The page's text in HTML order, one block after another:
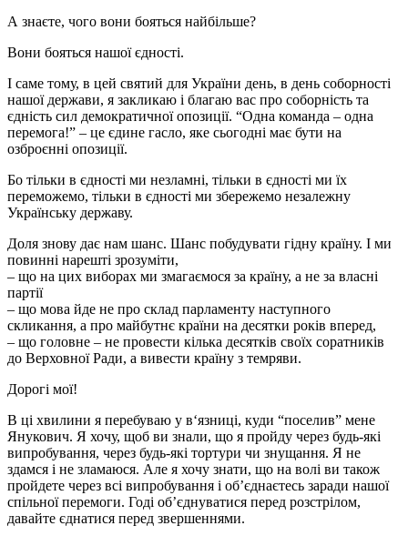
А знаєте, чого вони бояться найбільше?
Вони бояться нашої єдності.
І саме тому, в цей святий для України день, в день соборності
нашої держави, я закликаю і благаю вас про соборність та
єдність сил демократичної опозиції. “Одна команда – одна
перемога!” – це єдине гасло, яке сьогодні має бути на
озброєнні опозиції.
Бо тільки в єдності ми незламні, тільки в єдності ми їх
переможемо, тільки в єдності ми збережемо незалежну
Українську державу.
Доля знову дає нам шанс. Шанс побудувати гідну країну. І ми
повинні нарешті зрозуміти,
– що на цих виборах ми змагаємося за країну, а не за власні
партії
– що мова йде не про склад парламенту наступного
скликання, а про майбутнє країни на десятки років вперед,
– що головне – не провести кілька десятків своїх соратників
до Верховної Ради, а вивести країну з темряви.
Дорогі мої!
В ці хвилини я перебуваю у в‘язниці, куди “поселив” мене
Янукович. Я хочу, щоб ви знали, що я пройду через будь-які
випробування, через будь-які тортури чи знущання. Я не
здамся і не зламаюся. Але я хочу знати, що на волі ви також
пройдете через всі випробування і об’єднаєтесь заради нашої
спільної перемоги. Годі об’єднуватися перед розстрілом,
давайте єднатися перед звершеннями.